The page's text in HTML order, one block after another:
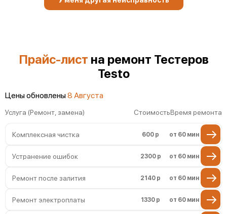
Неисправность датчика напряжения
Поломка переключателя диапазонов
Повреждение магнитного сердечника
Неисправность индикатора
Прайс-лист на ремонт Тестеров
Testo
Цены обновлены8 Августа
Услуга (Ремонт, замена) СтоимостьВремя ремонта
Комплексная чистка 600 р от 60 мин
Устранение ошибок 2300 р от 60 мин
Ремонт после залития 2140 р от 60 мин
Ремонт электроплаты 1330 р от 60 мин